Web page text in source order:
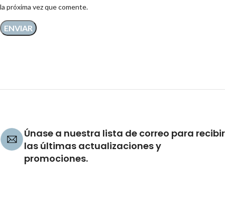
la próxima vez que comente.
Únase a nuestra lista de correo para recibir
las últimas actualizaciones y
promociones.